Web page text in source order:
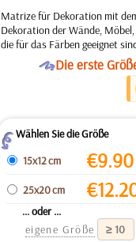
Matrize für Dekoration mit
Dekoration der Wände,
die für das Färben geeignet
ODie erste
ZWählen Sie die Größe
15x12 cm
€9.90
25x20 cm €
... oder ...
eigene Größe